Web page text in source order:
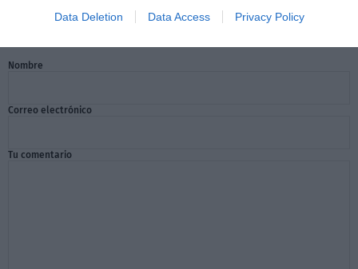
Data Deletion Data Access Privacy Policy
Comentarios
Nombre
Correo electrónico
Tu comentario